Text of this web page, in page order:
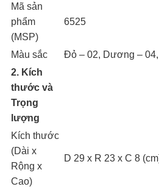
Mã sản
phẩm
(MSP)
6525
Màu sắc
Đỏ – 02, Dương –
2. Kích
thước và
Trọng
lượng
Kích thước
(Dài x
Rộng x
Cao)
D 29 x R 23 x C 8